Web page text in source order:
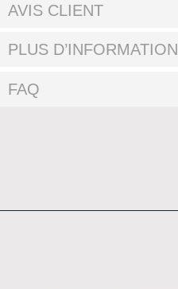
AVIS CLIENT
PLUS D’INFORMATION
FAQ